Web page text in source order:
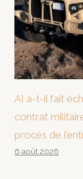
AI a-t-il fait
contrat
procès de
6 août 2026